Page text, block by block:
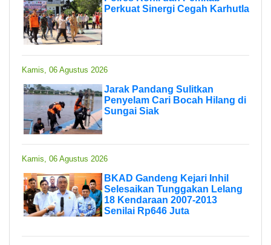
Perkuat Sinergi Cegah Karhutla
Kamis, 06 Agustus 2026
Jarak Pandang Sulitkan
Penyelam Cari Bocah Hilang di
Sungai Siak
Kamis, 06 Agustus 2026
BKAD Gandeng Kejari Inhil
Selesaikan Tunggakan Lelang
18 Kendaraan 2007-2013
Senilai Rp646 Juta